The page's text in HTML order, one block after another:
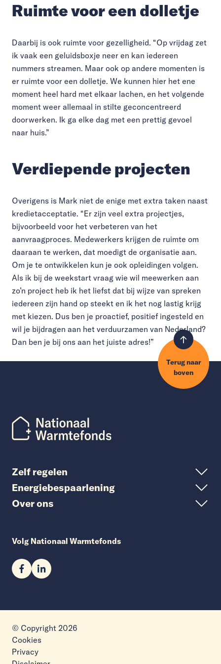
Ruimte voor een dolletje
Daarbij is ook ruimte voor gezelligheid. “Op vrijdag zet
ik vaak een geluidsboxje neer en kan iedereen
nummers streamen. Maar ook op andere momenten is
er ruimte voor een dolletje. We kunnen hier het ene
moment heel hard met elkaar lachen, en het volgende
moment weer allemaal in stilte geconcentreerd
doorwerken. Ik ga elke dag met een prettig gevoel
naar huis.”
Verdiepende projecten
Overigens is Mark niet de enige met extra taken naast
kredietacceptatie. “Er zijn veel extra projectjes,
bijvoorbeeld voor het verbeteren van het
aanvraagproces. Medewerkers krijgen de ruimte om
daaraan te werken, dat moedigt de organisatie aan.
Om je te ontwikkelen kun je ook opleidingen volgen.
Als ik bij de weekstart vraag wie wil meewerken aan
zo’n project heb ik het liefst dat bij wijze van spreken
iedereen zijn hand op steekt en ik het nog lastig krijg
met kiezen. Dus ben je proactief, positief ingesteld en
wil je bijdragen aan het verduurzamen van Nederland?
Dan ben je bij ons aan het juiste adres!”
Terug naar
boven
Zelf regelen
Energiebespaarlening
Over ons
Volg Nationaal Warmtefonds
© Copyright 2026
Cookies
Privacy